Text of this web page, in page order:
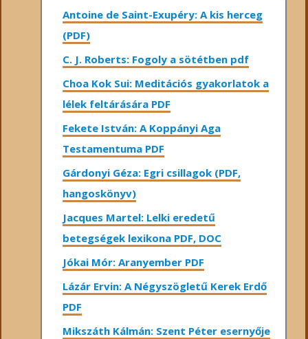
Antoine de Saint-Exupéry: A kis herceg
(PDF)
C. J. Roberts: Fogoly a sötétben pdf
Choa Kok Sui: Meditációs gyakorlatok a
lélek feltárására PDF
Fekete István: A Koppányi Aga
Testamentuma PDF
Gárdonyi Géza: Egri csillagok (PDF,
hangoskönyv)
Jacques Martel: Lelki eredetű
betegségek lexikona PDF, DOC
Jókai Mór: Aranyember PDF
Lázár Ervin: A Négyszögletű Kerek Erdő
PDF
Mikszáth Kálmán: Szent Péter esernyője